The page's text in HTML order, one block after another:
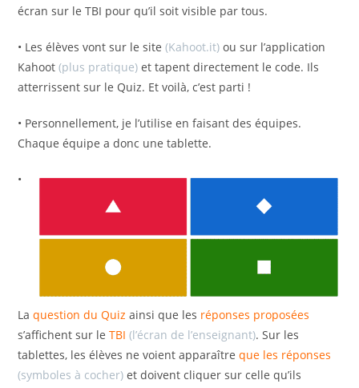
écran sur le TBI pour qu’il soit visible par tous.
• Les élèves vont sur le site(Kahoot.it)ou sur l’application
Kahoot (plus pratique)et tapent directement le code. Ils
atterrissent sur le Quiz. Et voilà, c’est parti !
• Personnellement, je l’utilise en faisant des équipes.
Chaque équipe a donc une tablette.
•
La question du Quiz ainsi que les réponses proposées
s’affichent sur leTBI(l’écran de l’enseignant). Sur les
tablettes, les élèves ne voient apparaître que les réponses
(symboles à cocher)et doivent cliquer sur celle qu’ils